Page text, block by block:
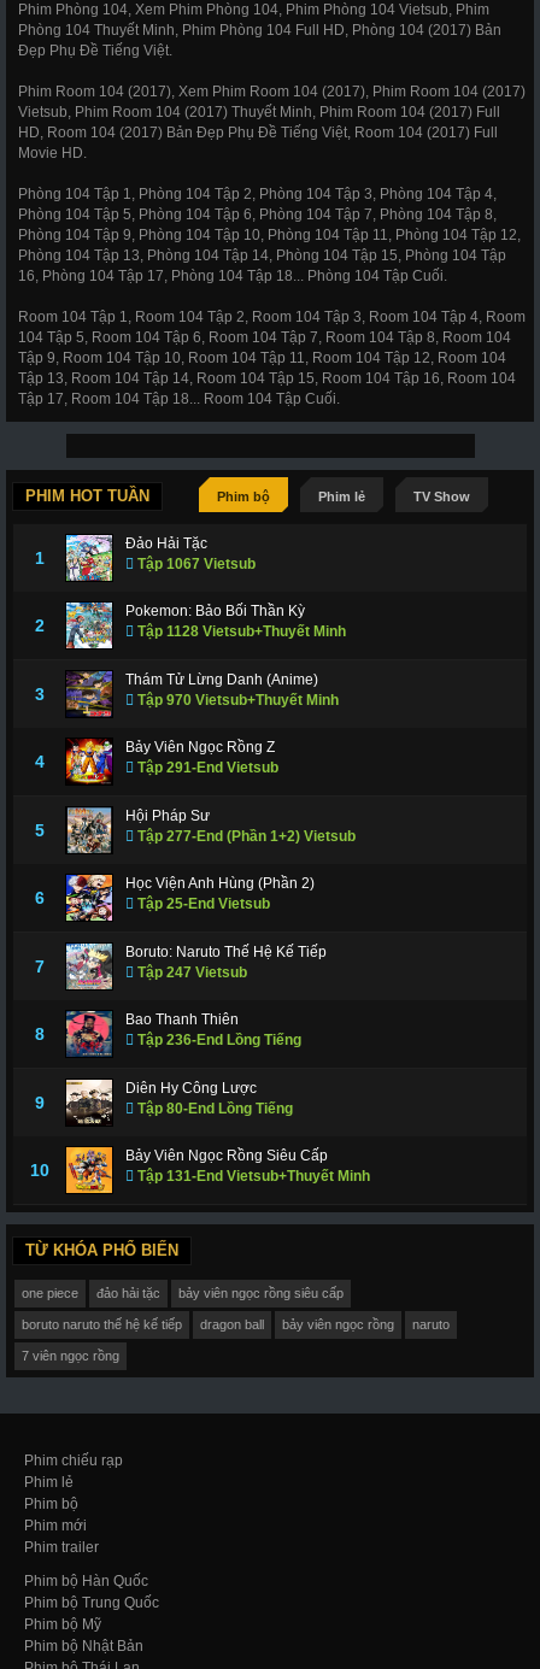
Phim Phòng 104, Xem Phim Phòng 104, Phim Phòng 104 Vietsub, Phim
Phòng 104 Thuyết Minh, Phim Phòng 104 Full HD, Phòng 104 (2017) Bản
Đẹp Phụ Đề Tiếng Việt.
Phim Room 104 (2017), Xem Phim Room 104 (2017), Phim Room 104 (2017)
Vietsub, Phim Room 104 (2017) Thuyết Minh, Phim Room 104 (2017) Full
HD, Room 104 (2017) Bản Đẹp Phụ Đề Tiếng Việt, Room 104 (2017) Full
Movie HD.
Phòng 104 Tập 1, Phòng 104 Tập 2, Phòng 104 Tập 3, Phòng 104 Tập 4,
Phòng 104 Tập 5, Phòng 104 Tập 6, Phòng 104 Tập 7, Phòng 104 Tập 8,
Phòng 104 Tập 9, Phòng 104 Tập 10, Phòng 104 Tập 11, Phòng 104 Tập 12,
Phòng 104 Tập 13, Phòng 104 Tập 14, Phòng 104 Tập 15, Phòng 104 Tập
16, Phòng 104 Tập 17, Phòng 104 Tập 18... Phòng 104 Tập Cuối.
Room 104 Tập 1, Room 104 Tập 2, Room 104 Tập 3, Room 104 Tập 4, Room
104 Tập 5, Room 104 Tập 6, Room 104 Tập 7, Room 104 Tập 8, Room 104
Tập 9, Room 104 Tập 10, Room 104 Tập 11, Room 104 Tập 12, Room 104
Tập 13, Room 104 Tập 14, Room 104 Tập 15, Room 104 Tập 16, Room 104
Tập 17, Room 104 Tập 18... Room 104 Tập Cuối.
PHIM HOT TUẦN Phim bộ Phim lẻ TV Show
1
Đảo Hải Tặc
Tập 1067 Vietsub
2
Pokemon: Bảo Bối Thần Kỳ
Tập 1128 Vietsub+Thuyết Minh
3
Thám Tử Lừng Danh (Anime)
Tập 970 Vietsub+Thuyết Minh
4
Bảy Viên Ngọc Rồng Z
Tập 291-End Vietsub
5
Hội Pháp Sư
Tập 277-End (Phần 1+2) Vietsub
6
Học Viện Anh Hùng (Phần 2)
Tập 25-End Vietsub
7
Boruto: Naruto Thế Hệ Kế Tiếp
Tập 247 Vietsub
8
Bao Thanh Thiên
Tập 236-End Lồng Tiếng
9
Diên Hy Công Lược
Tập 80-End Lồng Tiếng
10
Bảy Viên Ngọc Rồng Siêu Cấp
Tập 131-End Vietsub+Thuyết Minh
TỪ KHÓA PHỔ BIẾN
one piece đảo hải tặc bảy viên ngọc rồng siêu cấp
boruto naruto thế hệ kế tiếp dragon ball bảy viên ngọc rồng naruto
7 viên ngọc rồng
Phim chiếu rạp
Phim lẻ
Phim bộ
Phim mới
Phim trailer
Phim bộ Hàn Quốc
Phim bộ Trung Quốc
Phim bộ Mỹ
Phim bộ Nhật Bản